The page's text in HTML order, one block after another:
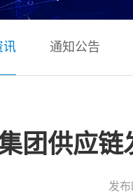
讯 通知公告
团供应
发布